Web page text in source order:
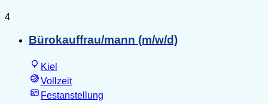
4
Bürokauffrau/mann (m/w/d)
Kiel
Vollzeit
Festanstellung